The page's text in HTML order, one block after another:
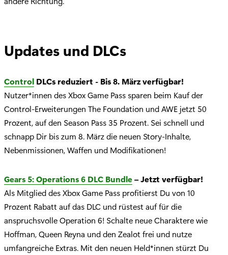
Updates und DLCs
Control DLCs reduziert - Bis 8. März verfügbar!
Nutzer*innen des Xbox Game Pass sparen beim Kauf der
Control-Erweiterungen The Foundation und AWE jetzt 50
Prozent, auf den Season Pass 35 Prozent. Sei schnell und
schnapp Dir bis zum 8. März die neuen Story-Inhalte,
Nebenmissionen, Waffen und Modifikationen!
Gears 5: Operations 6 DLC Bundle– Jetzt verfügbar!
Als Mitglied des Xbox Game Pass profitierst Du von 10
Prozent Rabatt auf das DLC und rüstest auf für die
anspruchsvolle Operation 6! Schalte neue Charaktere wie
Hoffman, Queen Reyna und den Zealot frei und nutze
umfangreiche Extras. Mit den neuen Held*innen stürzt Du